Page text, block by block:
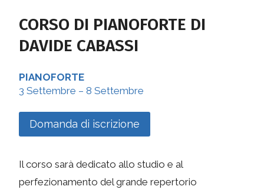
CORSO DI PIANOFORTE DI
DAVIDE CABASSI
PIANOFORTE
3 Settembre – 8 Settembre
Domanda di iscrizione
Il corso sarà dedicato allo studio e al
perfezionamento del grande repertorio